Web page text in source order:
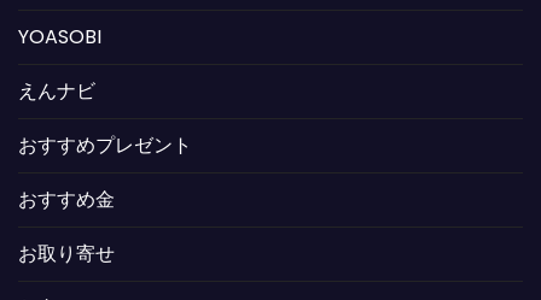
YOASOBI
えんナビ
おすすめプレゼント
おすすめ金
お取り寄せ